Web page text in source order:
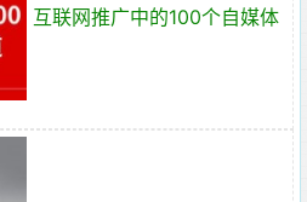
互联网推广中的100个自媒体